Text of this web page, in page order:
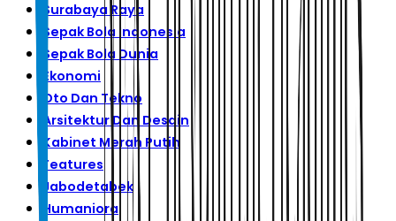
Surabaya Raya
Sepak Bola Indonesia
Sepak Bola Dunia
Ekonomi
Oto Dan Tekno
Arsitektur Dan Desain
Kabinet Merah Putih
Features
Jabodetabek
Humaniora